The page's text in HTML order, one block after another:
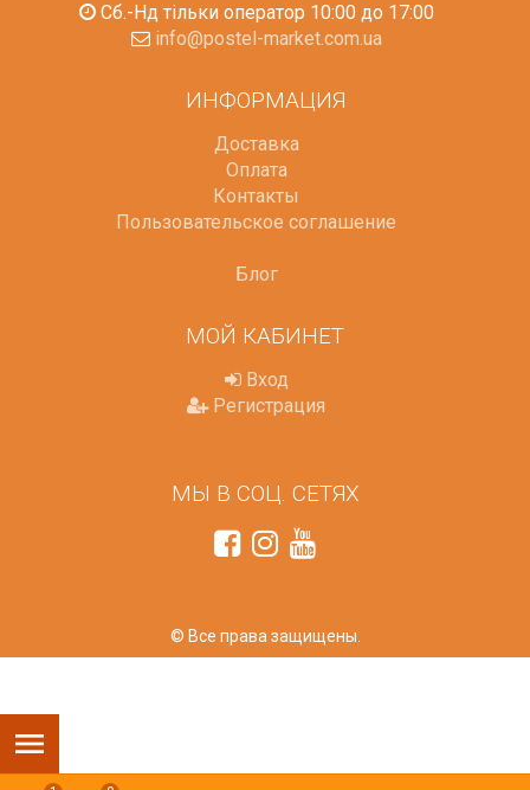
Сб.-Нд тільки оператор 10:00 до 17:00
info@postel-market.com.ua
ИНФОРМАЦИЯ
Доставка
Оплата
Контакты
Пользовательское соглашение
Блог
МОЙ КАБИНЕТ
Вход
Регистрация
МЫ В СОЦ. СЕТЯХ
© Все права защищены.